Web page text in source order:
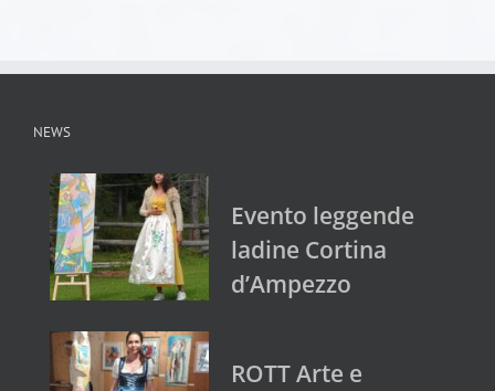
NEWS
Evento leggende
ladine Cortina
d’Ampezzo
ROTT Arte e